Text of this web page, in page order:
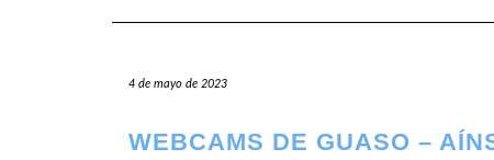
4 de mayo de 2023
WEBCAMS DE GUASO –